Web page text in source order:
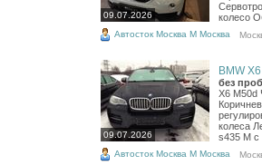
09.07.2026
колесо
Автосток Москва М Москва
09.07.2026
BMW
без
X6 M50d
колеса
s435 M
Автосток Москва М Москва